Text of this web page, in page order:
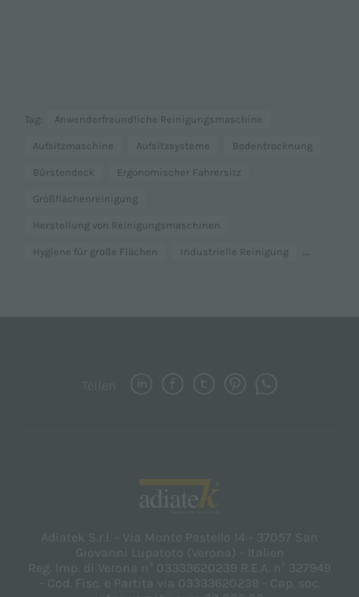
Tag: Anwenderfreundliche Reinigungsmaschine
Aufsitzmaschine Aufsitzsysteme Bodentrocknung
Bürstendeck Ergonomischer Fahrersitz
Großflächenreinigung
Herstellung von Reinigungsmaschinen
Hygiene für große Flächen Industrielle Reinigung ...